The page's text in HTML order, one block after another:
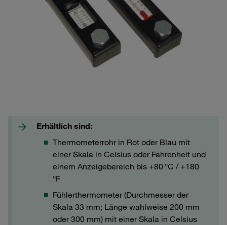
Erhältlich sind:
Thermometerrohr in Rot oder Blau mit
einer Skala in Celsius oder Fahrenheit und
einem Anzeigebereich bis +80 °C / +180
°F
Fühlerthermometer (Durchmesser der
Skala 33 mm; Länge wahlweise 200 mm
oder 300 mm) mit einer Skala in Celsius